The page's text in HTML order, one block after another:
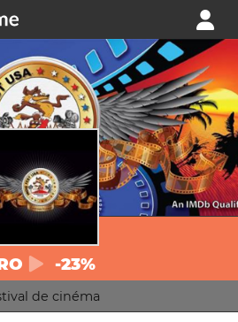
-23%
de cinéma